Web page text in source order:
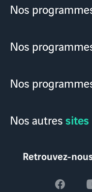
Nos
Nos
Nos
Nos autressites
Retrouvez-